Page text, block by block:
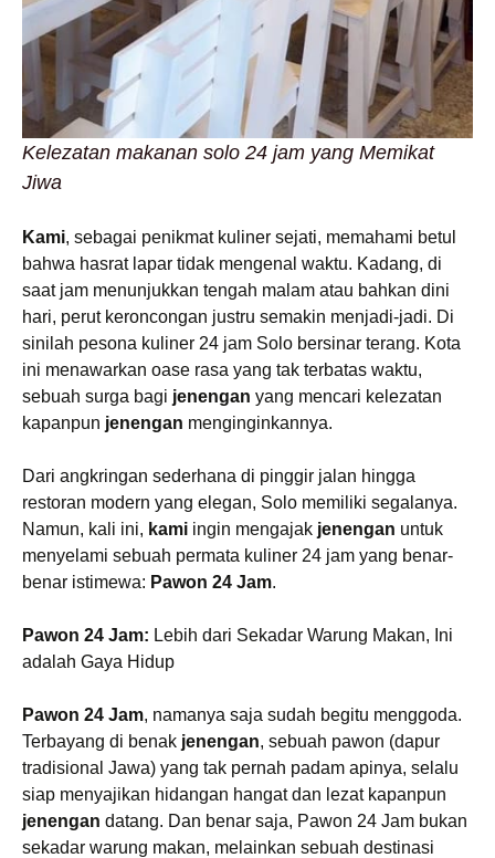
Kelezatan makanan solo 24 jam yang Memikat
Jiwa
Kami, sebagai penikmat kuliner sejati, memahami betul
bahwa hasrat lapar tidak mengenal waktu. Kadang, di
saat jam menunjukkan tengah malam atau bahkan dini
hari, perut keroncongan justru semakin menjadi-jadi. Di
sinilah pesona kuliner 24 jam Solo bersinar terang. Kota
ini menawarkan oase rasa yang tak terbatas waktu,
sebuah surga bagi jenengan yang mencari kelezatan
kapanpun jenengan menginginkannya.
Dari angkringan sederhana di pinggir jalan hingga
restoran modern yang elegan, Solo memiliki segalanya.
Namun, kali ini, kami ingin mengajak jenengan untuk
menyelami sebuah permata kuliner 24 jam yang benar-
benar istimewa: Pawon 24 Jam.
Pawon 24 Jam: Lebih dari Sekadar Warung Makan, Ini
adalah Gaya Hidup
Pawon 24 Jam, namanya saja sudah begitu menggoda.
Terbayang di benak jenengan, sebuah pawon (dapur
tradisional Jawa) yang tak pernah padam apinya, selalu
siap menyajikan hidangan hangat dan lezat kapanpun
jenengan datang. Dan benar saja, Pawon 24 Jam bukan
sekadar warung makan, melainkan sebuah destinasi